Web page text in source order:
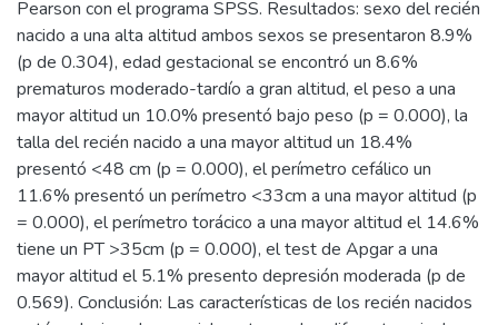
Pearson con el programa SPSS. Resultados: sexo del recién
nacido a una alta altitud ambos sexos se presentaron 8.9%
(p de 0.304), edad gestacional se encontró un 8.6%
prematuros moderado-tardío a gran altitud, el peso a una
mayor altitud un 10.0% presentó bajo peso (p = 0.000), la
talla del recién nacido a una mayor altitud un 18.4%
presentó <48 cm (p = 0.000), el perímetro cefálico un
11.6% presentó un perímetro <33cm a una mayor altitud (p
= 0.000), el perímetro torácico a una mayor altitud el 14.6%
tiene un PT >35cm (p = 0.000), el test de Apgar a una
mayor altitud el 5.1% presento depresión moderada (p de
0.569). Conclusión: Las características de los recién nacidos